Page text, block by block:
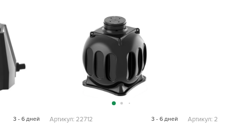
3 - 6 дней Артикул: 22712 3 - 6 дней Артикул: 25522